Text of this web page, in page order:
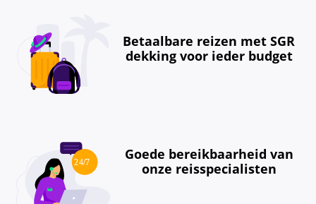
Betaalbare reizen met SGR
dekking voor ieder budget
Goede bereikbaarheid van
onze reisspecialisten